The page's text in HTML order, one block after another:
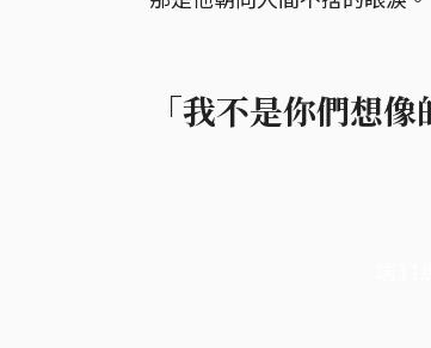
「我不是你們想像